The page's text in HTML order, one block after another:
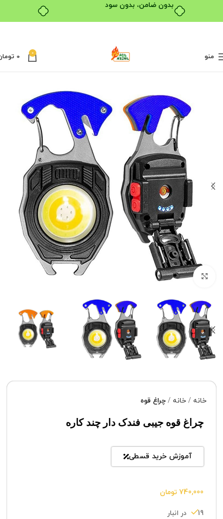
بدون ضامن، بدون سود
منو 0
0
برای بزرگنمایی کلیک کنید
خانه خانه چراغ قوه
چراغ قوه جیبی فندک دار چند کاره
آموزش خرید قسطی
740,000 تومان
19 در انبار